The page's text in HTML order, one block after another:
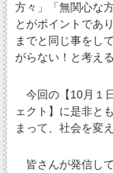
方々」「無関心な
とがポイントであ
までと同じ事をし
がらない！と考え
今回の【10月１
ェクト】に是非と
まって、社会を変
皆さんが発信し